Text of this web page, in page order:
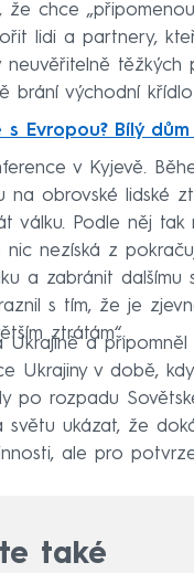
chce
lidi a partnery,
těžkých
brání východní křídlo
Evropou? Bílý
v Kyjevě.
na obrovské lidské
válku. Podle něj tak
nezíská z
a zabránit dalšímu
s tím, že je
ztrátám“.
a připomněl
Ukrajiny v době,
po rozpadu
světu ukázat, že
ale pro
také